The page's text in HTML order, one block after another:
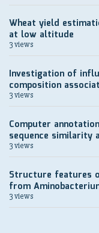
Wheat yield
at low altitude
3 views
Investigation of
composition
3 views
Computer
sequence similarity
3 views
Structure features
from
3 views